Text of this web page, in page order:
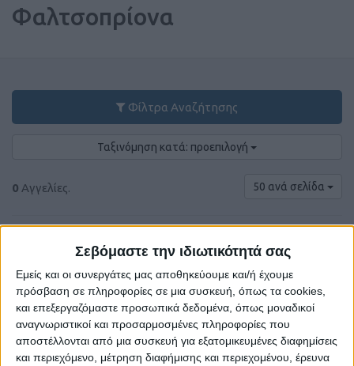
Σεβόμαστε την ιδιωτικότητά σας
Εμείς και οι συνεργάτες μας αποθηκεύουμε και/ή έχουμε
πρόσβαση σε πληροφορίες σε μια συσκευή, όπως τα cookies,
και επεξεργαζόμαστε προσωπικά δεδομένα, όπως μοναδικοί
αναγνωριστικοί και προσαρμοσμένες πληροφορίες που
αποστέλλονται από μια συσκευή για εξατομικευμένες διαφημίσεις
και περιεχόμενο, μέτρηση διαφήμισης και περιεχομένου, έρευνα
Φαλτσοπρίονα
Φίλτρα Αναζήτησης
Ταξινόμηση κατά: προεπιλογή
0 Αγγελίες. 50 ανά σελίδα